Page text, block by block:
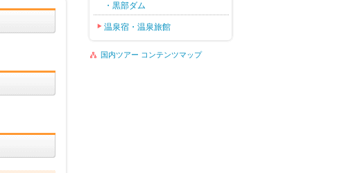
・黒部ダム
温泉宿・温泉旅館
国内ツアー コンテンツマップ